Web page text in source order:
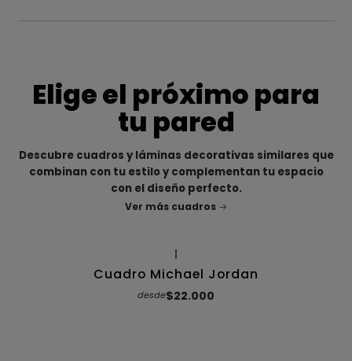
Elige el próximo para
tu pared
Descubre cuadros y láminas decorativas similares que
combinan con tu estilo y complementan tu espacio
con el diseño perfecto.
Ver más cuadros
Cuadro Michael Jordan
desde$22.000